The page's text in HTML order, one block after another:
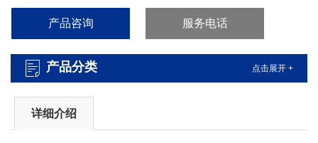
动扫频测速仪LED频闪仪价格】
产品咨询 服务电话
产品分类 点击展开 +
详细介绍